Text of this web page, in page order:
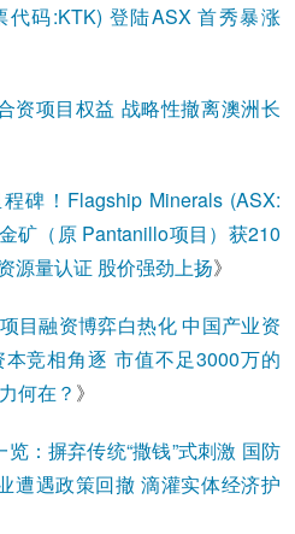
代码:KTK) 登陆ASX 首秀暴涨
资项目权益 战略性撤离澳洲长
碑！Flagship Minerals (ASX:
矿（原 Pantanillo项目）获210
源量认证 股价强劲上扬》
目融资博弈白热化 中国产业资
竞相角逐 市值不足3000万的
何在？ 》
：摒弃传统“撒钱”式刺激 国防
遭遇政策回撤 滴灌实体经济护